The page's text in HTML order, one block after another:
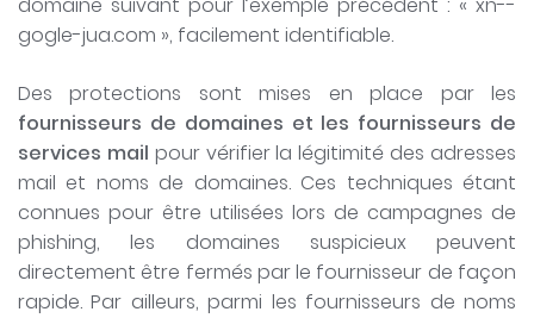
gogle-jua.com », facilement identifiable.
Des protections sont mises en place par les
fournisseurs de domaines et les fournisseurs de
services mail pour vérifier la légitimité des adresses
mail et noms de domaines. Ces techniques étant
connues pour être utilisées lors de campagnes de
phishing, les domaines suspicieux peuvent
directement être fermés par le fournisseur de façon
rapide. Par ailleurs, parmi les fournisseurs de noms